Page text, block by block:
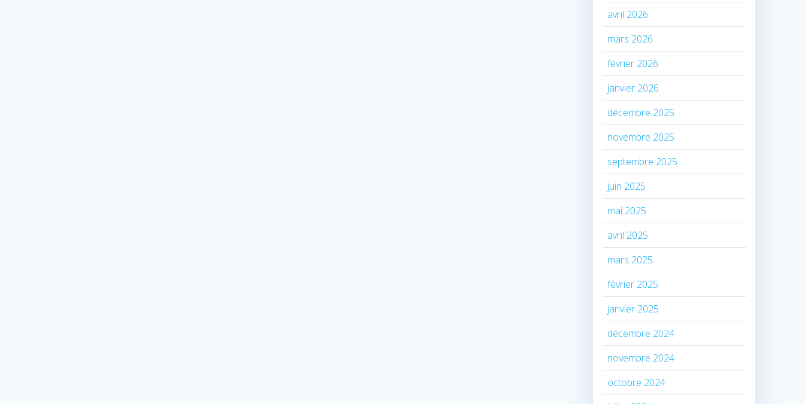
avril 2026
mars 2026
février 2026
janvier 2026
décembre 2025
novembre 2025
septembre 2025
juin 2025
mai 2025
avril 2025
mars 2025
février 2025
janvier 2025
décembre 2024
novembre 2024
octobre 2024